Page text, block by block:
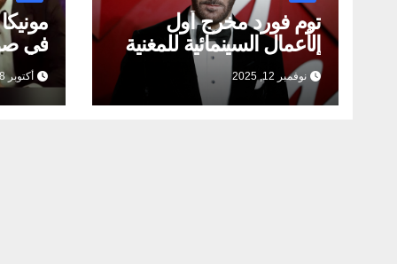
توم فورد مخرج أول
الأعمال السينمائية للمغنية
أديل
نوفمبر 12, 2025
في
أكتوبر 28, 2025